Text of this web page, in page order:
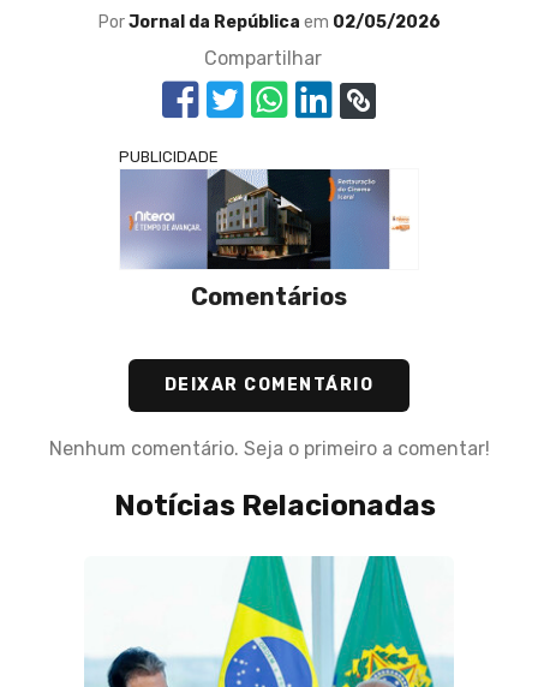
PorJornal da República em 02/05/2026
Compartilhar
PUBLICIDADE
Comentários
DEIXAR COMENTÁRIO
Nenhum comentário. Seja o primeiro a comentar!
Notícias Relacionadas